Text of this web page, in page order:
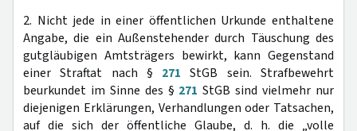
2. Nicht jede in einer öffentlichen Urkunde enthaltene
Angabe, die ein Außenstehender durch Täuschung des
gutgläubigen Amtsträgers bewirkt, kann Gegenstand
einer Straftat nach § 271 StGB sein. Strafbewehrt
beurkundet im Sinne des § 271 StGB sind vielmehr nur
diejenigen Erklärungen, Verhandlungen oder Tatsachen,
auf die sich der öffentliche Glaube, d. h. die „volle